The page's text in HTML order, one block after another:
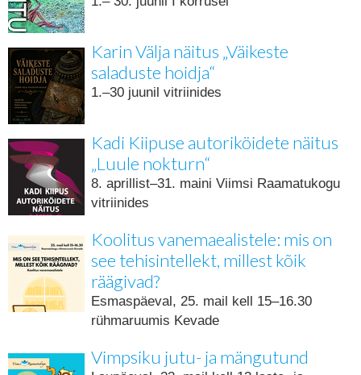
Karin Välja näitus „Väikeste
saladuste hoidja“
1.–30 juunil vitriinides
Kadi Kiipuse autoriköidete näitus
„Luule nokturn“
8. aprillist–31. maini Viimsi Raamatukogu
vitriinides
Koolitus vanemaealistele: mis on
see tehisintellekt, millest kõik
räägivad?
Esmaspäeval, 25. mail kell 15–16.30
rühmaruumis Kevade
Vimpsiku jutu- ja mängutund